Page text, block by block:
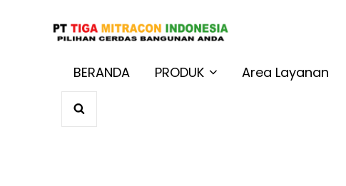
BERANDA PRODUK Area Layanan